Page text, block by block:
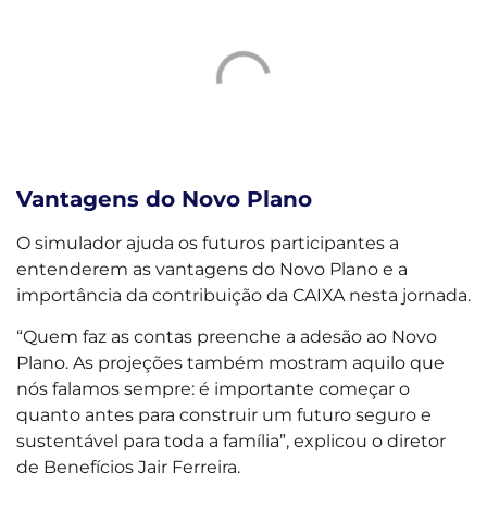
Vantagens do Novo Plano
O simulador ajuda os futuros participantes a
entenderem as vantagens do Novo Plano e a
importância da contribuição da CAIXA nesta jornada.
“Quem faz as contas preenche a adesão ao Novo
Plano. As projeções também mostram aquilo que
nós falamos sempre: é importante começar o
quanto antes para construir um futuro seguro e
sustentável para toda a família”, explicou o diretor
de Benefícios Jair Ferreira.